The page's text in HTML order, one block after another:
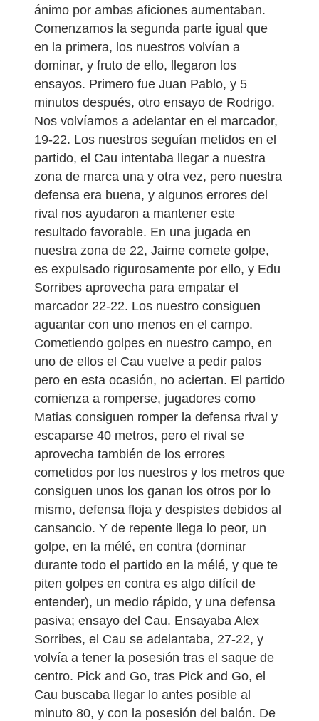
ánimo por ambas aficiones aumentaban.
Comenzamos la segunda parte igual que
en la primera, los nuestros volvían a
dominar, y fruto de ello, llegaron los
ensayos. Primero fue Juan Pablo, y 5
minutos después, otro ensayo de Rodrigo.
Nos volvíamos a adelantar en el marcador,
19-22. Los nuestros seguían metidos en el
partido, el Cau intentaba llegar a nuestra
zona de marca una y otra vez, pero nuestra
defensa era buena, y algunos errores del
rival nos ayudaron a mantener este
resultado favorable. En una jugada en
nuestra zona de 22, Jaime comete golpe,
es expulsado rigurosamente por ello, y Edu
Sorribes aprovecha para empatar el
marcador 22-22. Los nuestro consiguen
aguantar con uno menos en el campo.
Cometiendo golpes en nuestro campo, en
uno de ellos el Cau vuelve a pedir palos
pero en esta ocasión, no aciertan. El partido
comienza a romperse, jugadores como
Matias consiguen romper la defensa rival y
escaparse 40 metros, pero el rival se
aprovecha también de los errores
cometidos por los nuestros y los metros que
consiguen unos los ganan los otros por lo
mismo, defensa floja y despistes debidos al
cansancio. Y de repente llega lo peor, un
golpe, en la mélé, en contra (dominar
durante todo el partido en la mélé, y que te
piten golpes en contra es algo difícil de
entender), un medio rápido, y una defensa
pasiva; ensayo del Cau. Ensayaba Alex
Sorribes, el Cau se adelantaba, 27-22, y
volvía a tener la posesión tras el saque de
centro. Pick and Go, tras Pick and Go, el
Cau buscaba llegar lo antes posible al
minuto 80, y con la posesión del balón. De